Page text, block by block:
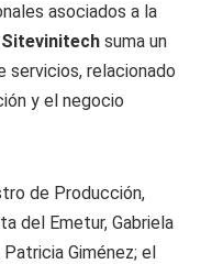
asociados a la
Sitevinitech suma un
servicios, relacionado
y el negocio
de Producción,
del Emetur, Gabriela
Giménez; el